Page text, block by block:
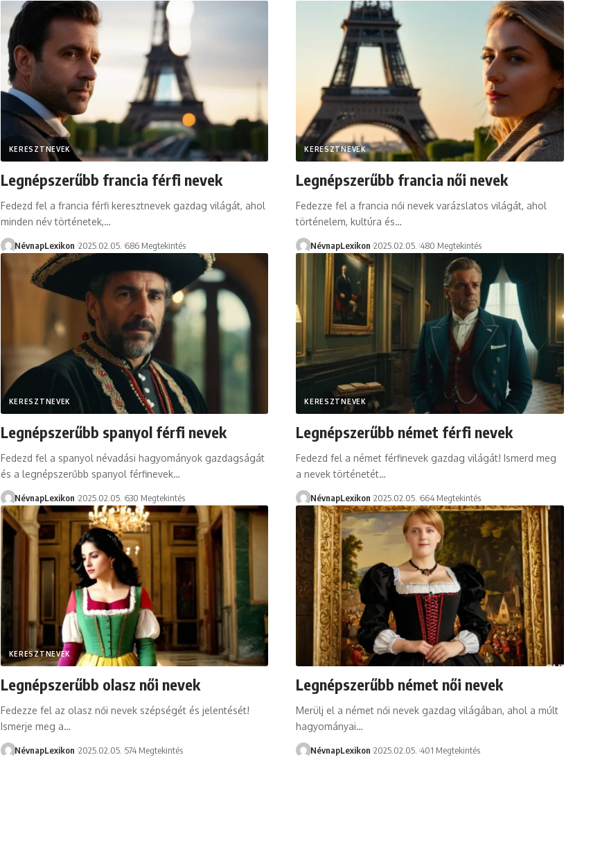
KERESZTNEVEK
Legnépszerűbb francia férfi nevek
Fedezd fel a francia férfi keresztnevek gazdag világát, ahol
minden név történetek,…
NévnapLexikon 2025.02.05. 686 Megtekintés
KERESZTNEVEK
Legnépszerűbb francia női nevek
Fedezze fel a francia női nevek varázslatos világát, ahol
történelem, kultúra és…
NévnapLexikon 2025.02.05. 480 Megtekintés
KERESZTNEVEK
Legnépszerűbb spanyol férfi nevek
Fedezd fel a spanyol névadási hagyományok gazdagságát
és a legnépszerűbb spanyol férfinevek…
NévnapLexikon 2025.02.05. 630 Megtekintés
KERESZTNEVEK
Legnépszerűbb német férfi nevek
Fedezd fel a német férfinevek gazdag világát! Ismerd meg
a nevek történetét…
NévnapLexikon 2025.02.05. 664 Megtekintés
KERESZTNEVEK
Legnépszerűbb olasz női nevek
Fedezze fel az olasz női nevek szépségét és jelentését!
Ismerje meg a…
NévnapLexikon 2025.02.05. 574 Megtekintés
Legnépszerűbb német női nevek
Merülj el a német női nevek gazdag világában, ahol a múlt
hagyományai…
NévnapLexikon 2025.02.05. 401 Megtekintés